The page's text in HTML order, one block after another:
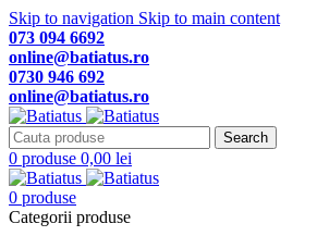
Skip to navigation Skip to main content
073 094 6692
online@batiatus.ro
0730 946 692
online@batiatus.ro
Search
0 produse 0,00 lei
0 produse
Categorii produse